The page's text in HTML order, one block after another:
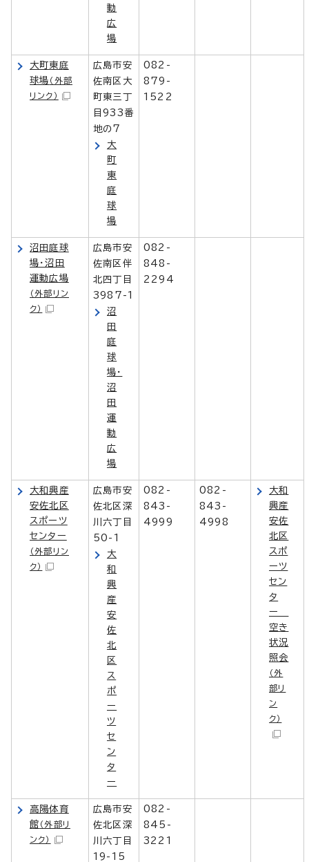
動
広
場
大町東庭
球場 （外部
リンク）
広島市安
佐南区大
町東三丁
目933番
地の7
大
町
東
庭
球
場
082-
879-
1522
沼田庭球
場・沼田
運動広場
（外部リン
ク）
広島市安
佐南区伴
北四丁目
3987-1
沼
田
庭
球
場・
沼
田
運
動
広
場
082-
848-
2294
大和興産
安佐北区
スポーツ
センター
（外部リン
ク）
広島市安
佐北区深
川六丁目
50-1
大
和
興
産
安
佐
北
区
ス
ポ
ー
ツ
セ
ン
タ
ー
082-
843-
4999
082-
843-
4998
大和
興産
安佐
北区
スポ
ーツ
セン
タ
ー
空き
状況
照会
（外
部リ
ン
ク）
高陽体育
館 （外部リ
ンク）
広島市安
佐北区深
川六丁目
19-15
082-
845-
3221